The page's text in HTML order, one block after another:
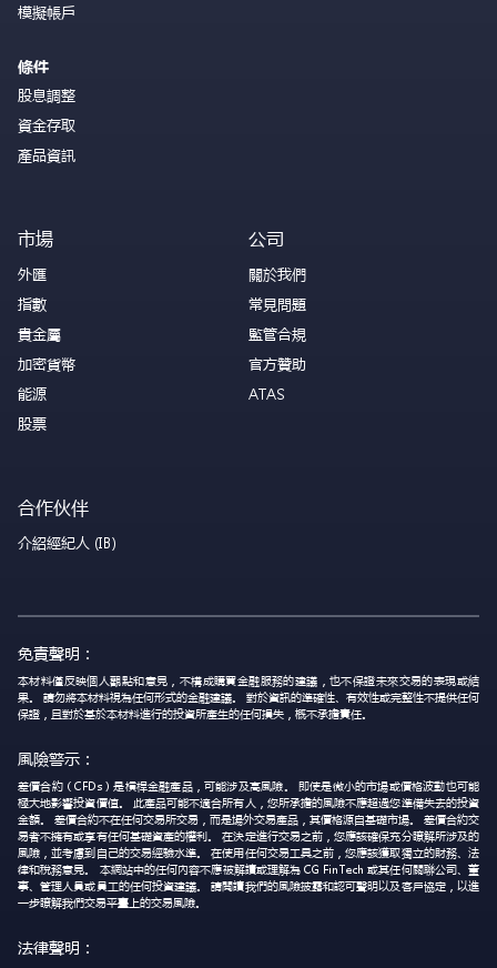
模擬帳戶
條件
股息調整
資金存取
產品資訊
市場
外匯
指數
貴金屬
加密貨幣
能源
股票
公司
關於我們
常見問題
監管合規
官方贊助
ATAS
合作伙伴
介紹經紀人 (IB)
免責聲明：
本材料僅反映個人觀點和意見，不構成購買金融服務的建議，也不保證未來交易的表現或結
果。 請勿將本材料視為任何形式的金融建議。 對於資訊的準確性、有效性或完整性不提供任何
保證，且對於基於本材料進行的投資所產生的任何損失，概不承擔責任。
風險警示：
差價合約（CFDs）是槓桿金融產品，可能涉及高風險。 即使是微小的市場或價格波動也可能
極大地影響投資價值。 此產品可能不適合所有人，您所承擔的風險不應超過您準備失去的投資
金額。 差價合約不在任何交易所交易，而是場外交易產品，其價格源自基礎市場。 差價合約交
易者不擁有或享有任何基礎資產的權利。 在決定進行交易之前，您應該確保充分瞭解所涉及的
風險，並考慮到自己的交易經驗水準。 在使用任何交易工具之前，您應該獲取獨立的財務、法
律和稅務意見。 本網站中的任何內容不應被解讀或理解為 CG FinTech 或其任何關聯公司、董
事、管理人員或員工的任何投資建議。 請閱讀我們的風險披露和認可聲明以及客戶協定，以進
一步瞭解我們交易平臺上的交易風險。
法律聲明：